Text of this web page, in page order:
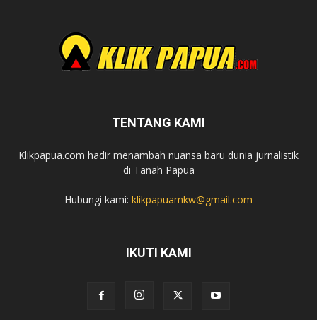
TENTANG KAMI
Klikpapua.com hadir menambah nuansa baru dunia jurnalistik
di Tanah Papua
Hubungi kami: klikpapuamkw@gmail.com
IKUTI KAMI